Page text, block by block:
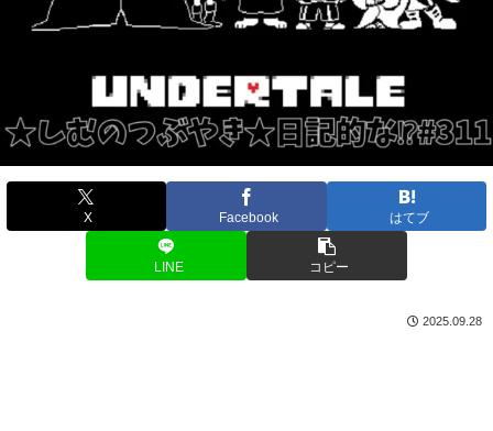
X Facebook はてブ
LINE コピー
2025.09.28